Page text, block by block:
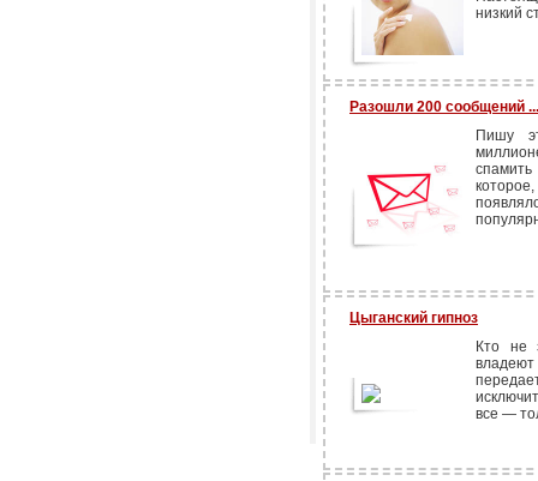
низкий
Разошли 200 сообщений ...
Пишу
Цыганский гипноз
Кто не
все —